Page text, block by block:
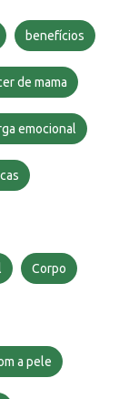
benefícios
de mama
emocional
Corpo
a pele